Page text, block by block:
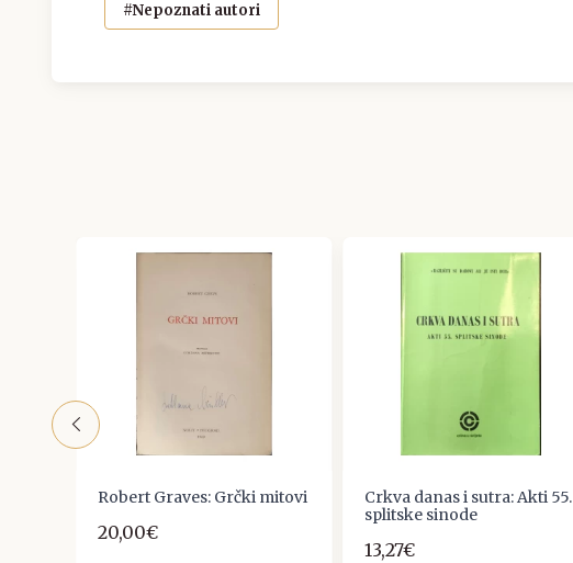
#Nepoznati autori
Robert Graves: Grčki mitovi
20,00€
Crkva danas i sutra: Akti 55.
splitske sinode
13,27€